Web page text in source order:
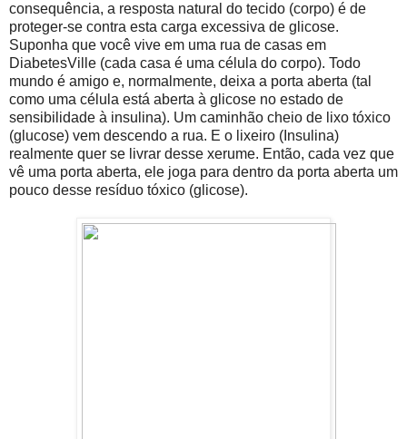
consequência, a resposta natural do tecido (corpo) é de
proteger-se contra esta carga excessiva de glicose.
Suponha que você vive em uma rua de casas em
DiabetesVille (cada casa é uma célula do corpo). Todo
mundo é amigo e, normalmente, deixa a porta aberta (tal
como uma célula está aberta à glicose no estado de
sensibilidade à insulina). Um caminhão cheio de lixo tóxico
(glucose) vem descendo a rua. E o lixeiro (Insulina)
realmente quer se livrar desse xerume. Então, cada vez que
vê uma porta aberta, ele joga para dentro da porta aberta um
pouco desse resíduo tóxico (glicose).